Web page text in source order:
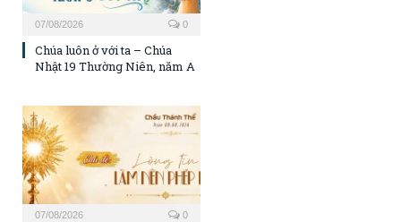
07/08/2026 0
Chúa luôn ở với ta – Chúa
Nhật 19 Thường Niên, năm A
07/08/2026 0